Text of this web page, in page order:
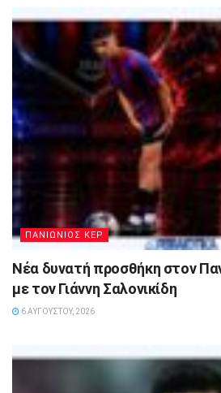
ΠΑΝΙΩΝΙΟΣ ΚΕΡ
Νέα δυνατή προσθήκη στον
με τον Γιάννη Σαλονικίδη
6 ΑΥΓΟΎΣΤΟΥ, 2026